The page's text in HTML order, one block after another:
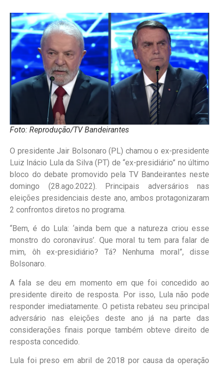
Foto: Reprodução/TV Bandeirantes
O presidente Jair Bolsonaro (PL) chamou o ex-presidente
Luiz Inácio Lula da Silva (PT) de “ex-presidiário” no último
bloco do debate promovido pela TV Bandeirantes neste
domingo (28.ago.2022). Principais adversários nas
eleições presidenciais deste ano, ambos protagonizaram
2 confrontos diretos no programa.
“Bem, é do Lula: ‘ainda bem que a natureza criou esse
monstro do coronavírus’. Que moral tu tem para falar de
mim, ôh ex-presidiário? Tá? Nenhuma moral”, disse
Bolsonaro.
A fala se deu em momento em que foi concedido ao
presidente direito de resposta. Por isso, Lula não pode
responder imediatamente. O petista rebateu seu principal
adversário nas eleições deste ano já na parte das
considerações finais porque também obteve direito de
resposta concedido.
Lula foi preso em abril de 2018 por causa da operação